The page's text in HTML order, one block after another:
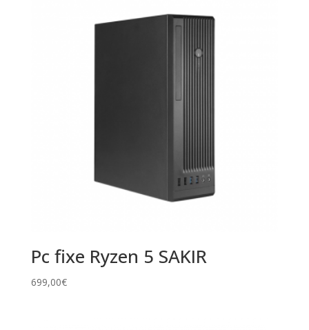
Pc fixe Ryzen 5 SAKIR
699,00€